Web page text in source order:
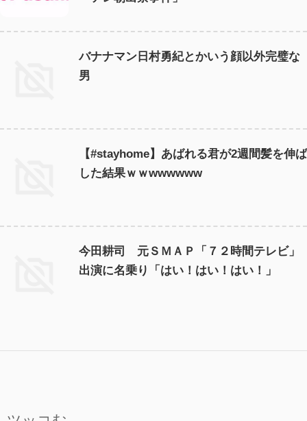
バナナマン日村勇紀とかいう顔以外完璧な
男
【#stayhome】あばれる君が2週間髪を伸ば
した結果ｗｗwwwwww
今田耕司 元ＳＭＡＰ「７２時間テレビ」
出演に名乗り「はい！はい！はい！」